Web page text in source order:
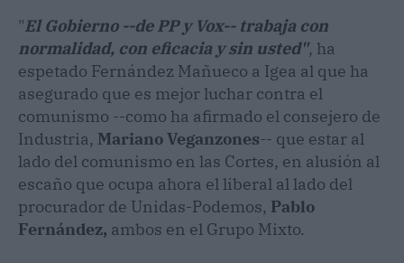
"El Gobierno --de PP y Vox-- trabaja con
normalidad, con eficacia y sin usted", ha
espetado Fernández Mañueco a Igea al que ha
asegurado que es mejor luchar contra el
comunismo --como ha afirmado el consejero de
Industria, Mariano Veganzones-- que estar al
lado del comunismo en las Cortes, en alusión al
escaño que ocupa ahora el liberal al lado del
procurador de Unidas-Podemos, Pablo
Fernández, ambos en el Grupo Mixto.